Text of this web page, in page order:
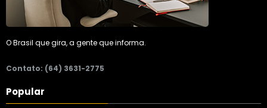
O Brasil que gira, a gente que informa.
Contato: (64) 3631-2775
Popular